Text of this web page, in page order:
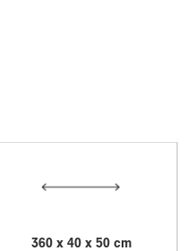
360 x 40 x 50 cm